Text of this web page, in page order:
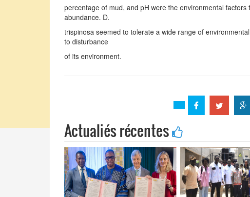
percentage of mud, and pH were the environmental
abundance. D.
trispinosa seemed to tolerate a wide range of
to disturbance
of its environment.
Actualiés récentes